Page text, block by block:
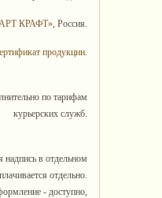
КРАФТ», Россия.
продукции.
по тарифам
курьерских служб.
надпись в отдельном
отдельно.
- доступно,